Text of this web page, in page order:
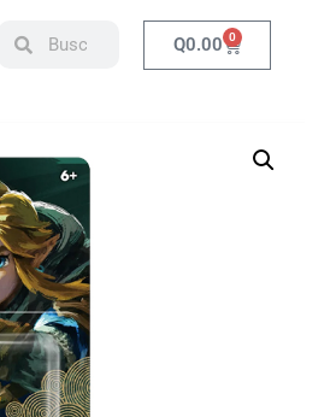
Q0.00 0